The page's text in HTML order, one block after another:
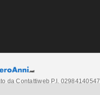
da Contattiweb P.I. 02984140547